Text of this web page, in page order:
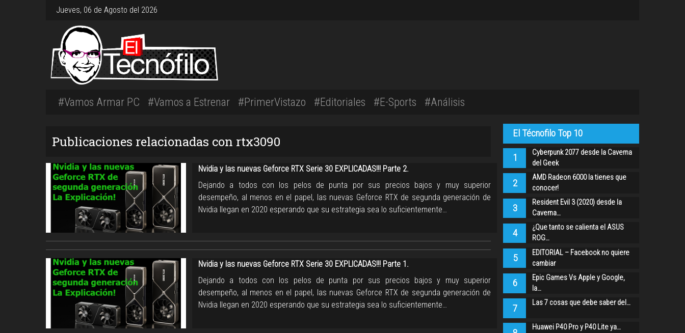
Jueves, 06 de Agosto del 2026
#Vamos Armar PC #Vamos a Estrenar #PrimerVistazo #Editoriales #E-Sports #Análisis
Publicaciones relacionadas con rtx3090
Nvidia y las nuevas Geforce RTX Serie 30 EXPLICADAS!!! Parte 2.
Dejando a todos con los pelos de punta por sus precios bajos y muy superior
desempeño, al menos en el papel, las nuevas Geforce RTX de segunda generación de
Nvidia llegan en 2020 esperando que su estrategia sea lo suficientemente…
Nvidia y las nuevas Geforce RTX Serie 30 EXPLICADAS!!! Parte 1.
Dejando a todos con los pelos de punta por sus precios bajos y muy superior
desempeño, al menos en el papel, las nuevas Geforce RTX de segunda generación de
Nvidia llegan en 2020 esperando que su estrategia sea lo suficientemente…
El Técnofilo Top 10
1
Cyberpunk 2077 desde la Caverna
del Geek
2
AMD Radeon 6000 la tienes que
conocer!
3
Resident Evil 3 (2020) desde la
Caverna…
4
¿Que tanto se calienta el ASUS
ROG…
5
EDITORIAL – Facebook no quiere
cambiar
6
Epic Games Vs Apple y Google,
la…
7 Las 7 cosas que debe saber del…
Huawei P40 Pro y P40 Lite ya…